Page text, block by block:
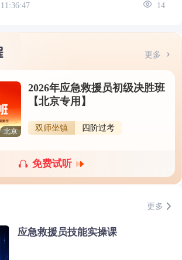
14
更多
北京
2026年应急救援员初级决胜班
【北京专用】
双师坐镇 四阶过考
免费试听
更多
应急救援员技能实操课